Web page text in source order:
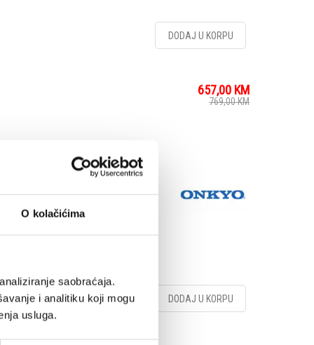
O kolačićima
saobraćaja.
i analitiku koji mogu
usluga.
DODAJ U KORPU
657,00 KM
769,00KM
of Onkyo audio
DODAJ U KORPU